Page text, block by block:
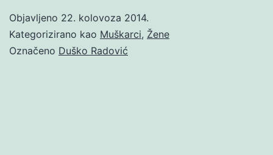
Objavljeno 22. kolovoza 2014.
Kategorizirano kao Muškarci, Žene
Označeno Duško Radović